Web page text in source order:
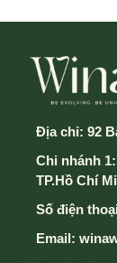
Địa chỉ: 92
Chi nhánh
TP.Hồ Chí
Số điện
Email: